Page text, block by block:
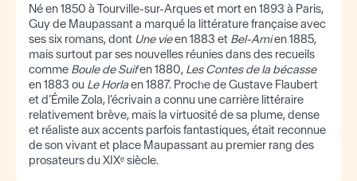
Né en 1850 à Tourville-sur-Arques et mort en 1893 à Paris,
Guy de Maupassant a marqué la littérature française avec
ses six romans, dont Une vieen 1883 et Bel-Amien 1885,
mais surtout par ses nouvelles réunies dans des recueils
comme Boule de Suifen 1880, Les Contes de la bécasse
en 1883 ou Le Horlaen 1887. Proche de Gustave Flaubert
et d’Émile Zola, l’écrivain a connu une carrière littéraire
relativement brève, mais la virtuosité de sa plume, dense
et réaliste aux accents parfois fantastiques, était reconnue
de son vivant et place Maupassant au premier rang des
prosateurs du XIXᵉ siècle.